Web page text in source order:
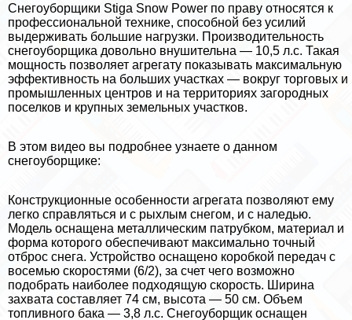
Cнегоуборщики Stiga Snow Power по праву относятся к
профессиональной технике, способной без усилий
выдерживать большие нагрузки. Производительность
снегоуборщика довольно внушительна — 10,5 л.с. Такая
мощность позволяет агрегату показывать максимальную
эффективность на больших участках — вокруг торговых и
промышленных центров и на территориях загородных
поселков и крупных земельных участков.
В этом видео вы подробнее узнаете о данном
снегоуборщике:
Конструкционные особенности агрегата позволяют ему
легко справляться и с рыхлым снегом, и с наледью.
Модель оснащена металлическим патрубком, материал и
форма которого обеспечивают максимально точный
отброс снега. Устройство оснащено коробкой передач с
восемью скоростями (6/2), за счет чего возможно
подобрать наиболее подходящую скорость. Ширина
захвата составляет 74 см, высота — 50 см. Объем
топливного бака — 3,8 л.с. Снегоуборщик оснащен